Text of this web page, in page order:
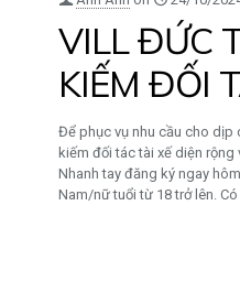
VILL ĐỨC
KIẾM ĐỐI
Để phục vụ nhu cầu cho dịp
kiếm đối tác tài xế diện rộng
Nhanh tay đăng ký ngay
Nam/nữ tuổi từ 18 trở lên.